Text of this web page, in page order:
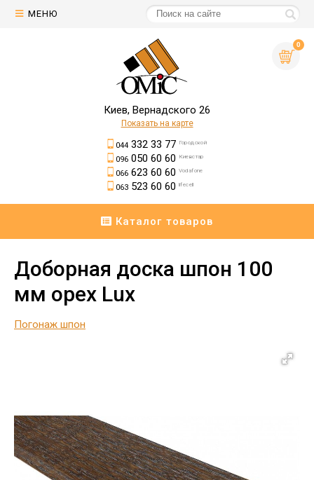
МЕНЮ
0
Киев, Вернадского 26
Показать на карте
044332 33 77 Городской
096050 60 60 Киевстар
066623 60 60 Vodafone
063523 60 60 lifecell
Каталог товаров
Доборная доска шпон 100
мм орех Lux
Погонаж шпон